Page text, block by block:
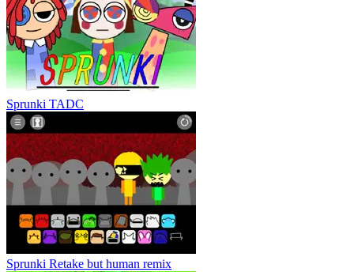
Sprunki TADC
Sprunki Retake but human remix